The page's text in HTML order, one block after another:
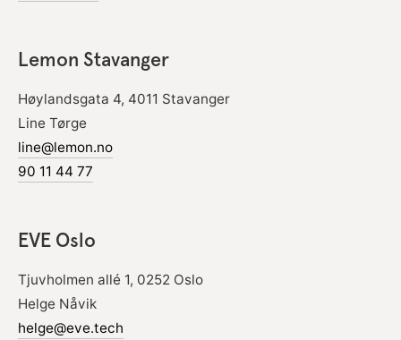
Lemon Stavanger
Høylandsgata 4, 4011 Stavanger
Line Tørge
line@lemon.no
90 11 44 77
EVE Oslo
Tjuvholmen allé 1, 0252 Oslo
Helge Nåvik
helge@eve.tech